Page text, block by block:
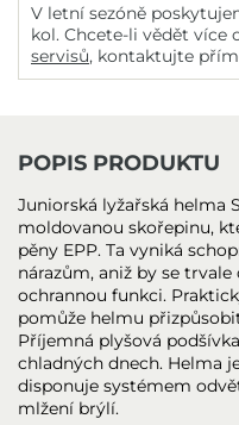
V letní sezóně
kol. Chcete-li vědět více
servisů, kontaktujte
POPIS PRODUKTU
Juniorská lyžařská helma
moldovanou skořepinu,
pěny EPP. Ta vyniká
nárazům, aniž by se
ochrannou funkci.
pomůže helmu
Příjemná plyšová
chladných dnech. Helma
disponuje systémem
mlžení brýlí.